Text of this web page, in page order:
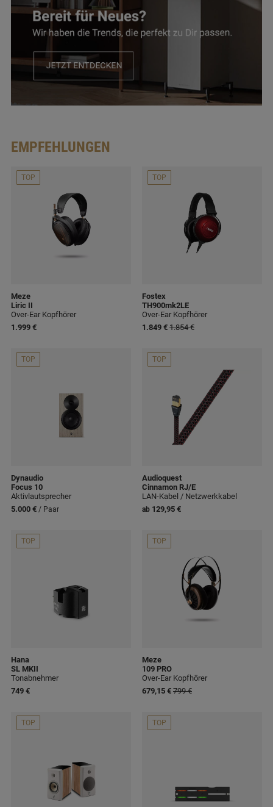
EMPFEHLUNGEN
TOP
Meze
Liric II
Over-Ear Kopfhörer
1.999 €
TOP
Fostex
TH900mk2LE
Over-Ear Kopfhörer
1.849 € 1.854 €
TOP
Dynaudio
Focus 10
Aktivlautsprecher
5.000 € / Paar
TOP
Audioquest
Cinnamon RJ/E
LAN-Kabel / Netzwerkkabel
ab 129,95 €
TOP
Hana
SL MKII
Tonabnehmer
749 €
TOP
Meze
109 PRO
Over-Ear Kopfhörer
679,15 € 799 €
TOP TOP